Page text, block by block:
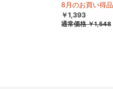
8月のお買い得品
￥1,393
通常価格￥1,548